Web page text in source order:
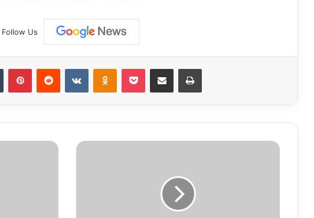
Follow Us
Tumblr PinterestReddit VKontakteOdnoklassniki
Pocket Share via Email Print
उत्तर